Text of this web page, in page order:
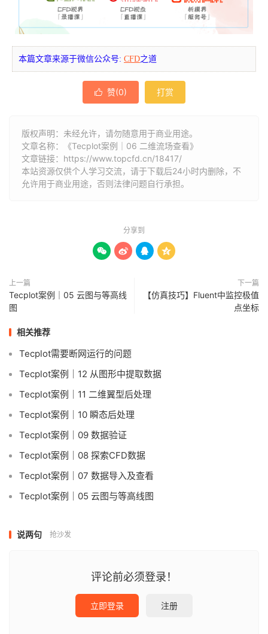
本篇文章来源于微信公众号: CFD之道
 赞(0) 打赏
版权声明：未经允许，请勿随意用于商业用途。
文章名称：《Tecplot案例｜06 二维流场查看》
文章链接： https://www.topcfd.cn/18417/
本站资源仅供个人学习交流，请于下载后24小时内删除，不
允许用于商业用途，否则法律问题自行承担。
分享到
   
上一篇
Tecplot案例｜05 云图与等高线
图
下一篇
【仿真技巧】Fluent中监控极值
点坐标
相关推荐
Tecplot需要断网运行的问题
Tecplot案例｜12 从图形中提取数据
Tecplot案例｜11 二维翼型后处理
Tecplot案例｜10 瞬态后处理
Tecplot案例｜09 数据验证
Tecplot案例｜08 探索CFD数据
Tecplot案例｜07 数据导入及查看
Tecplot案例｜05 云图与等高线图
说两句 抢沙发
评论前必须登录！
立即登录 注册